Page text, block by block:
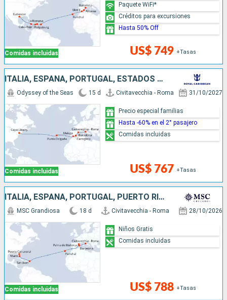
Comidas incluidas US$ 749 +Tasas
Paquete WiFi*
Créditos para excursiones
Hasta 50% Off
ITALIA, ESPAÑA, PORTUGAL, ESTADOS UNIDOS
Comidas incluidas
Odyssey of the Seas 15 d Civitavecchia - Roma 31/10/2027
US$ 767 +Tasas
Precio especial familias
Hasta -60% en el 2° pasajero
Comidas incluidas
ITALIA, ESPAÑA, PORTUGAL, PUERTO RICO, ESTADOS UNIDOS
Comidas incluidas
MSC Grandiosa 18 d Civitavecchia - Roma 28/10/2026
US$ 788 +Tasas
Niños Gratis
Comidas incluidas